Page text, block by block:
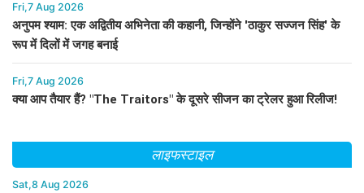
Fri,7 Aug 2026
अनुपम श्याम: एक अद्वितीय अभिनेता की कहानी, जिन्होंने 'ठाकुर सज्जन सिंह' के
रूप में दिलों में जगह बनाई
Fri,7 Aug 2026
क्या आप तैयार हैं? "The Traitors" के दूसरे सीजन का ट्रेलर हुआ रिलीज!
लाइफस्टाइल
Sat,8 Aug 2026